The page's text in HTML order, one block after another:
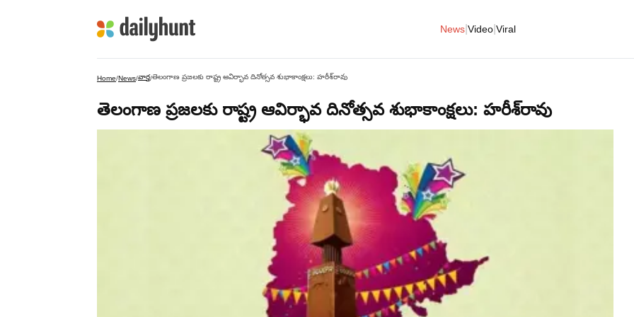
News Video Viral
Home/News/వార్త/తెలంగాణ ప్రజలకు రాష్ట్ర ఆవిర్భావ దినోత్సవ శుభాకాంక్షలు: హరీశ్‌రావు
తెలంగాణ ప్రజలకు రాష్ట్ర ఆవిర్భావ దినోత్సవ శుభాకాంక్షలు: హరీశ్‌రావు